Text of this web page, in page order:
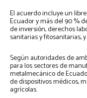
El acuerdo incluye un
Ecuador y más del 90 %
de inversión, derechos
sanitarias y fitosanitarias,
Según autoridades de
para los sectores de
metalmecánico de
de dispositivos médicos,
agrícolas.